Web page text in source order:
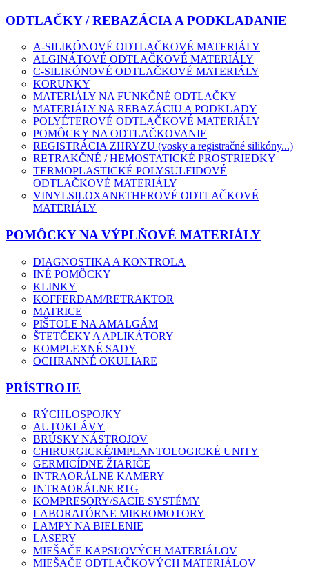
ODTLAČKY / REBAZÁCIA A PODKLADANIE
A-SILIKÓNOVÉ ODTLAČKOVÉ MATERIÁLY
ALGINÁTOVÉ ODTLAČKOVÉ MATERIÁLY
C-SILIKÓNOVÉ ODTLAČKOVÉ MATERIÁLY
KORUNKY
MATERIÁLY NA FUNKČNÉ ODTLAČKY
MATERIÁLY NA REBAZÁCIU A PODKLADY
POLYÉTEROVÉ ODTLAČKOVÉ MATERIÁLY
POMÔCKY NA ODTLAČKOVANIE
REGISTRÁCIA ZHRYZU (vosky a registračné silikóny...)
RETRAKČNÉ / HEMOSTATICKÉ PROSTRIEDKY
TERMOPLASTICKÉ POLYSULFIDOVÉ
ODTLAČKOVÉ MATERIÁLY
VINYLSILOXANETHEROVÉ ODTLAČKOVÉ
MATERIÁLY
POMÔCKY NA VÝPLŇOVÉ MATERIÁLY
DIAGNOSTIKA A KONTROLA
INÉ POMÔCKY
KLINKY
KOFFERDAM/RETRAKTOR
MATRICE
PIŠTOLE NA AMALGÁM
ŠTETČEKY A APLIKÁTORY
KOMPLEXNÉ SADY
OCHRANNÉ OKULIARE
PRÍSTROJE
RÝCHLOSPOJKY
AUTOKLÁVY
BRÚSKY NÁSTROJOV
CHIRURGICKÉ/IMPLANTOLOGICKÉ UNITY
GERMICÍDNE ŽIARIČE
INTRAORÁLNE KAMERY
INTRAORÁLNE RTG
KOMPRESORY/SACIE SYSTÉMY
LABORATÓRNE MIKROMOTORY
LAMPY NA BIELENIE
LASERY
MIEŠAČE KAPSĽOVÝCH MATERIÁLOV
MIEŠAČE ODTLAČKOVÝCH MATERIÁLOV